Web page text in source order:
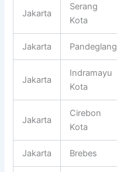
Jakarta
Serang
Kota
Jakarta Pandeglang
Jakarta
Indramayu
Kota
Jakarta
Cirebon
Kota
Jakarta Brebes